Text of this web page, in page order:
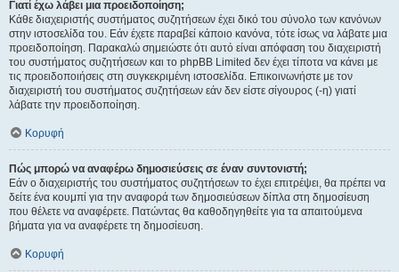
Γιατί έχω λάβει μια προειδοποίηση;
Κάθε διαχειριστής συστήματος συζητήσεων έχει δικό του σύνολο των κανόνων
στην ιστοσελίδα του. Εάν έχετε παραβεί κάποιο κανόνα, τότε ίσως να λάβατε μια
προειδοποίηση. Παρακαλώ σημειώστε ότι αυτό είναι απόφαση του διαχειριστή
του συστήματος συζητήσεων και το phpBB Limited δεν έχει τίποτα να κάνει με
τις προειδοποιήσεις στη συγκεκριμένη ιστοσελίδα. Επικοινωνήστε με τον
διαχειριστή του συστήματος συζητήσεων εάν δεν είστε σίγουρος (-η) γιατί
λάβατε την προειδοποίηση.
Κορυφή
Πώς μπορώ να αναφέρω δημοσιεύσεις σε έναν συντονιστή;
Εάν ο διαχειριστής του συστήματος συζητήσεων το έχει επιτρέψει, θα πρέπει να
δείτε ένα κουμπί για την αναφορά των δημοσιεύσεων δίπλα στη δημοσίευση
που θέλετε να αναφέρετε. Πατώντας θα καθοδηγηθείτε για τα απαιτούμενα
βήματα για να αναφέρετε τη δημοσίευση.
Κορυφή